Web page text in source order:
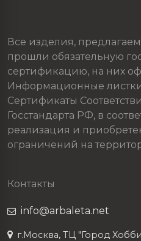
Все изделия,
прошли обязательную
сертификацию, на них
Информационные
Сертификаты
Госстандарта РФ, в
реализация и
ограничений на
Контакты
info@arbaleta.net
г.Москва, ТЦ "Город